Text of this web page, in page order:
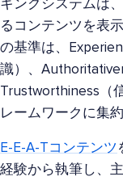
キングシステムは
るコンテンツを表
の基準は、
識）、
Trustworthiness（
レームワークに集
E-E-A-Tコンテンツ
経験から執筆し、